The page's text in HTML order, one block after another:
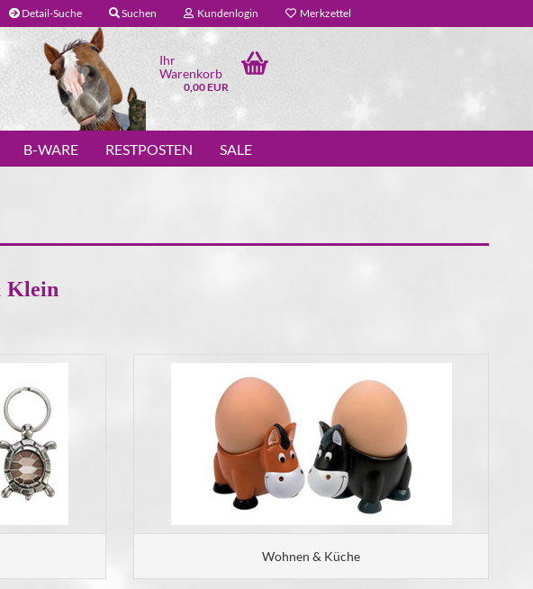
Detail-Suche Suchen Kundenlogin
Passwort vergessen?
Merkzettel
Ihr
Warenkorb
0,00 EUR
B-WARE RESTPOSTEN SALE
Klein
Wohnen & Küche